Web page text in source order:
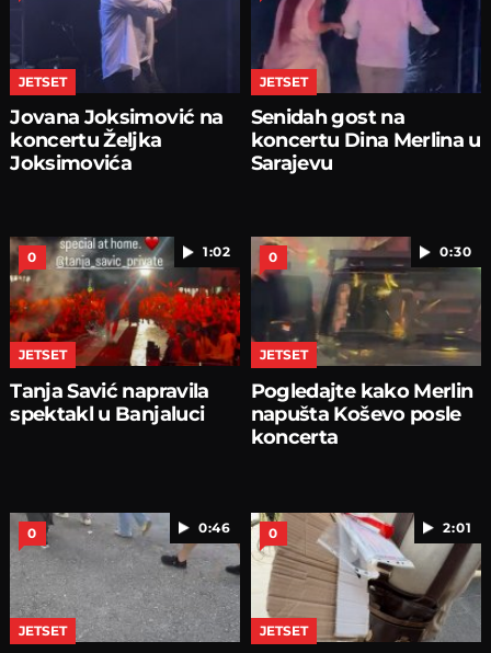
JETSET
Jovana Joksimović na
koncertu Željka
Joksimovića
JETSET
Senidah gost na
koncertu Dina Merlina u
Sarajevu
1:02
0
JETSET
Tanja Savić napravila
spektakl u Banjaluci
0:30
0
JETSET
Pogledajte kako Merlin
napušta Koševo posle
koncerta
0:46
0
JETSET
2:01
0
JETSET